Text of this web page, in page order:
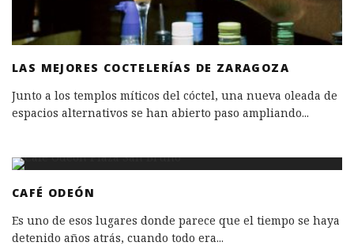
LAS MEJORES COCTELERÍAS DE ZARAGOZA
Junto a los templos míticos del cóctel, una nueva oleada de
espacios alternativos se han abierto paso ampliando...
CAFÉ ODEÓN
Es uno de esos lugares donde parece que el tiempo se haya
detenido años atrás, cuando todo era...